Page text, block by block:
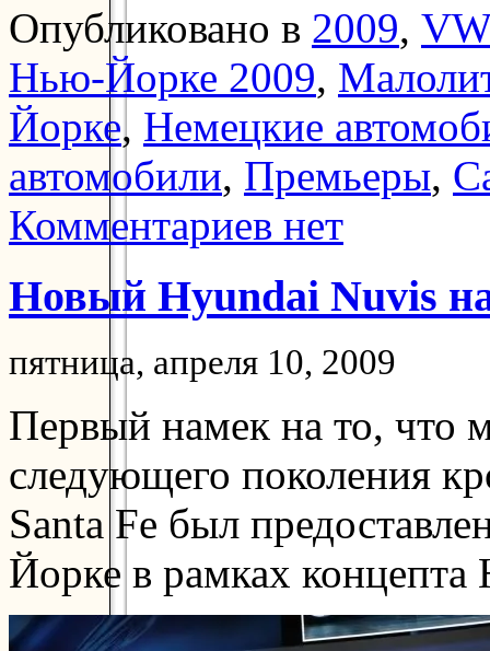
Опубликовано в 2009,
Нью-Йорке 2009,
Йорке, Немецкие
автомобили, Премьеры,
Комментариев нет
Новый Hyundai Nuvis
пятница, апреля 10, 2009
Первый намек на то, что
следующего поколения
Santa Fe был
Йорке в рамках концепта